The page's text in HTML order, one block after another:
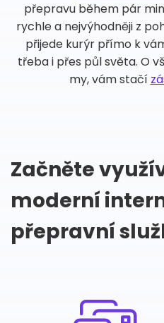
přepravu během pár
rychle a nejvýhodněji z
přijede kurýr přímo k
třeba i přes půl světa. O
my, vám stačí
Začněte
moderní
přepravní